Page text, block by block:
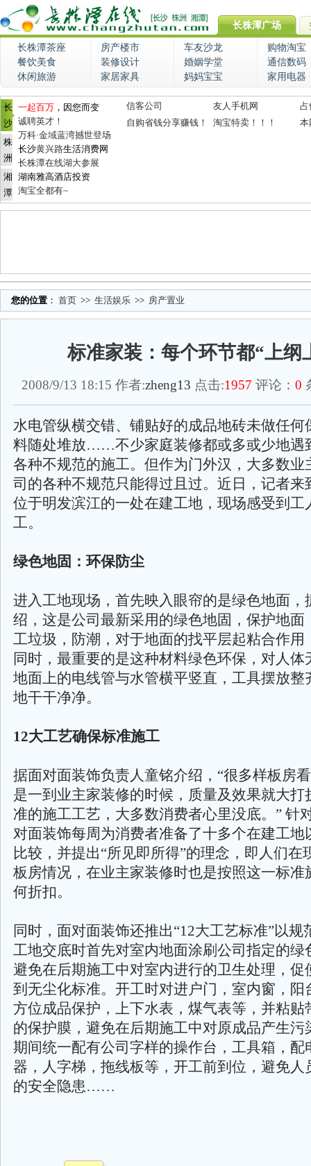
长株潭广场
长株潭茶座 房产楼市 车友沙龙
购物淘宝
餐饮美食
装修设计 婚姻学堂
通信数码
休闲旅游
家居家具 妈妈宝宝 家用电器
长
沙
株
洲
湘
潭
一起百万 ，因您而变
诚聘英才！
万科·金域蓝湾撼世登场
长沙黄兴路生活消费网
长株潭在线湖大参展
湖南雅高酒店投资
淘宝全都有~
信客公司 友人手机网
占
自购省钱分享赚钱！
淘宝特卖！！！ 本
您的位置 ： 首页 >> 生活娱乐 >> 房产置业
标准家装：每个环节都“上纲
2008/9/13 18:15 作者:zheng13 点击:1957 评论： 0
水电管纵横交错、铺贴好的成品地砖未做任何
料随处堆放……不少家庭装修都或多或少地遇
各种不规范的施工。但作为门外汉，大多数业
司的各种不规范只能得过且过。近日，记者来
位于明发滨江的一处在建工地，现场感受到工
工。
绿色地固：环保防尘
进入工地现场，首先映入眼帘的是绿色地面，
绍，这是公司最新采用的绿色地固，保护地面
工垃圾，防潮，对于地面的找平层起粘合作用
同时，最重要的是这种材料绿色环保，对人体
地面上的电线管与水管横平竖直，工具摆放整
地干干净净。
12大工艺确保标准施工
据面对面装饰负责人童铭介绍，“很多样板房
是一到业主家装修的时候，质量及效果就大打
准的施工工艺，大多数消费者心里没底。” 针
对面装饰每周为消费者准备了十多个在建工地
比较，并提出“所见即所得”的理念，即人们在
板房情况，在业主家装修时也是按照这一标准
何折扣。
同时，面对面装饰还推出“12大工艺标准”以规
工地交底时首先对室内地面涂刷公司指定的绿
避免在后期施工中对室内进行的卫生处理，促
到无尘化标准。开工时对进户门，室内窗，阳
方位成品保护，上下水表，煤气表等，并粘贴
的保护膜，避免在后期施工中对原成品产生污
期间统一配有公司字样的操作台，工具箱，配
器，人字梯，拖线板等，开工前到位，避免人
的安全隐患……